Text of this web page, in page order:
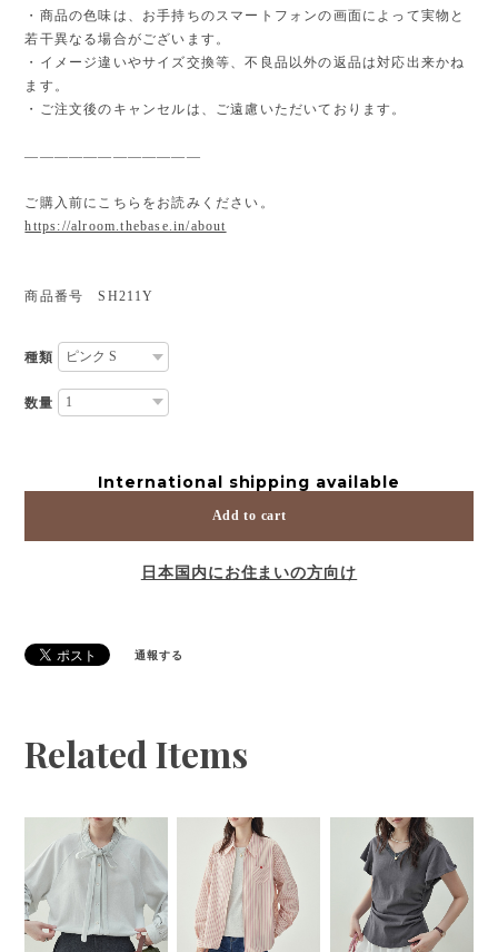
・商品の色味は、お手持ちのスマートフォンの画面によって実物と
若干異なる場合がございます。
・イメージ違いやサイズ交換等、不良品以外の返品は対応出来かね
ます。
・ご注文後のキャンセルは、ご遠慮いただいております。
————————————
ご購入前にこちらをお読みください。
https://alroom.thebase.in/about
商品番号 SH211Y
種類
数量
International shipping available
Add to cart
日本国内にお住まいの方向け
通報する
Related Items